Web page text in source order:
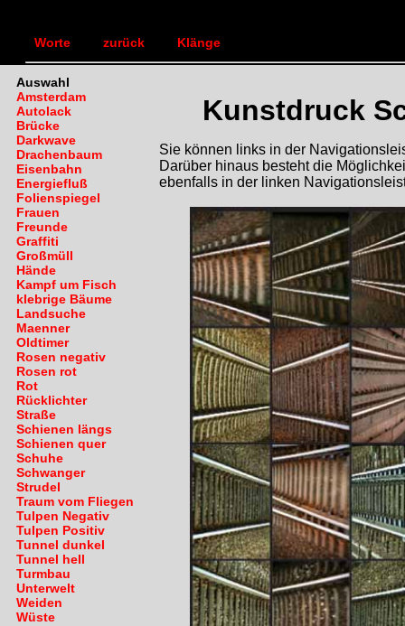
Worte |zurück Klänge
Auswahl
Amsterdam
Autolack
Brücke
Darkwave
Drachenbaum
Eisenbahn
Energiefluß
Folienspiegel
Frauen
Freunde
Graffiti
Großmüll
Hände
Kampf um Fisch
klebrige Bäume
Landsuche
Maenner
Oldtimer
Rosen negativ
Rosen rot
Rot
Rücklichter
Straße
Schienen längs
Schienen quer
Schuhe
Schwanger
Strudel
Traum vom Fliegen
Tulpen Negativ
Tulpen Positiv
Tunnel dunkel
Tunnel hell
Turmbau
Unterwelt
Weiden
Wüste
Kunstdruck
Sie können links in der
Darüber hinaus besteht die
ebenfalls in der linken